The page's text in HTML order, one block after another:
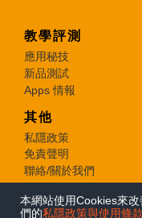
本網站使用Cookies來
們的私隱政策與使用條款
教學評測
應用秘技
新品測試
Apps 情報
其他
私隱政策
免責聲明
聯絡/關於我們
© 2026 e-zone. All